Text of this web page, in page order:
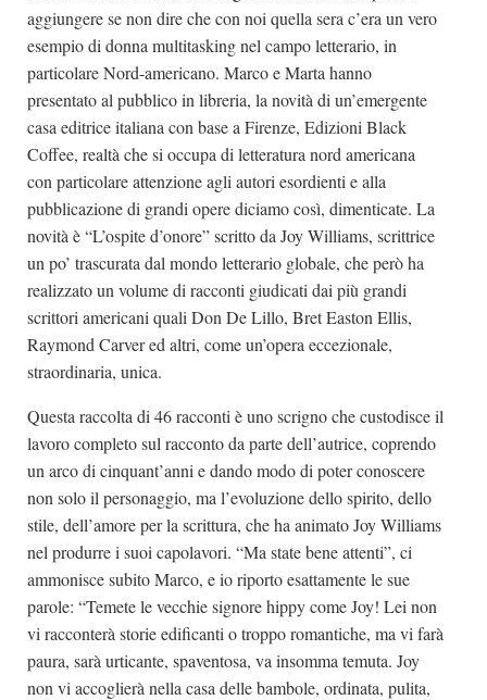
aggiungere se non dire che con noi quella sera c’era un vero
esempio di donna multitasking nel campo letterario, in
particolare Nord-americano. Marco e Marta hanno
presentato al pubblico in libreria, la novità di un’emergente
casa editrice italiana con base a Firenze, Edizioni Black
Coffee, realtà che si occupa di letteratura nord americana
con particolare attenzione agli autori esordienti e alla
pubblicazione di grandi opere diciamo così, dimenticate. La
novità è “L’ospite d’onore” scritto da Joy Williams, scrittrice
un po’ trascurata dal mondo letterario globale, che però ha
realizzato un volume di racconti giudicati dai più grandi
scrittori americani quali Don De Lillo, Bret Easton Ellis,
Raymond Carver ed altri, come un’opera eccezionale,
straordinaria, unica.
Questa raccolta di 46 racconti è uno scrigno che custodisce il
lavoro completo sul racconto da parte dell’autrice, coprendo
un arco di cinquant’anni e dando modo di poter conoscere
non solo il personaggio, ma l’evoluzione dello spirito, dello
stile, dell’amore per la scrittura, che ha animato Joy Williams
nel produrre i suoi capolavori. “Ma state bene attenti”, ci
ammonisce subito Marco, e io riporto esattamente le sue
parole: “Temete le vecchie signore hippy come Joy! Lei non
vi racconterà storie edificanti o troppo romantiche, ma vi farà
paura, sarà urticante, spaventosa, va insomma temuta. Joy
non vi accoglierà nella casa delle bambole, ordinata, pulita,